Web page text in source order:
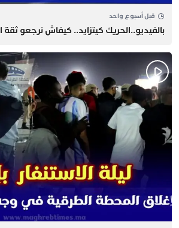
قبل أسبوع واحد
بالفيديو..الحريك كيتزايد.. كيفاش نرجعو